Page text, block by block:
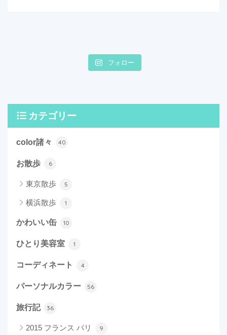
フォロー
カテゴリー
color諸々 40
お散歩 6
東京散歩 5
横浜散歩 1
かわいい缶 10
ひとり美容室 1
コーディネート 4
パーソナルカラー 56
旅行記 36
2015 フランス パリ 9